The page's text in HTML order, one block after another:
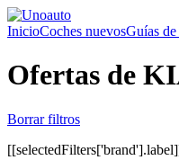
InicioCoches nuevosGuías
Ofertas de
Borrar filtros